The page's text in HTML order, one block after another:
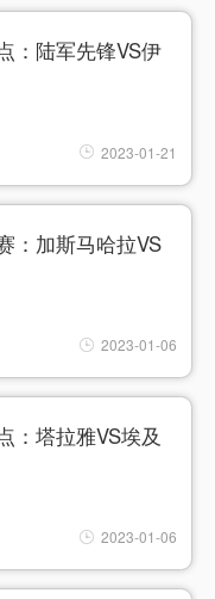
：陆军先锋VS伊
2023-01-21
：加斯马哈拉VS
2023-01-06
：塔拉雅VS埃及
2023-01-06